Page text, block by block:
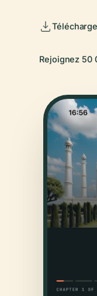
Rejoignez 50